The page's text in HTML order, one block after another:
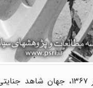
یکشنبه ۱۲ تیر ۱۳۶۷،